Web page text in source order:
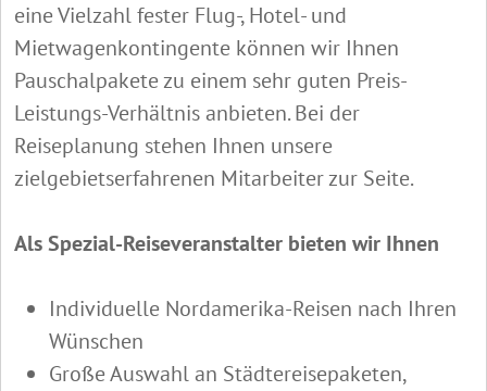
eine Vielzahl fester Flug-, Hotel- und
Mietwagenkontingente können wir Ihnen
Pauschalpakete zu einem sehr guten Preis-
Leistungs-Verhältnis anbieten. Bei der
Reiseplanung stehen Ihnen unsere
zielgebietserfahrenen Mitarbeiter zur Seite.
Als Spezial-Reiseveranstalter bieten wir Ihnen
Individuelle Nordamerika-Reisen nach Ihren
Wünschen
Große Auswahl an Städtereisepaketen,